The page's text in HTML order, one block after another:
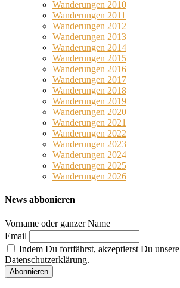
Wanderungen 2010
Wanderungen 2011
Wanderungen 2012
Wanderungen 2013
Wanderungen 2014
Wanderungen 2015
Wanderungen 2016
Wanderungen 2017
Wanderungen 2018
Wanderungen 2019
Wanderungen 2020
Wanderungen 2021
Wanderungen 2022
Wanderungen 2023
Wanderungen 2024
Wanderungen 2025
Wanderungen 2026
News abbonieren
Vorname oder ganzer Name
Email
Indem Du fortfährst, akzeptierst Du unsere
Datenschutzerklärung.